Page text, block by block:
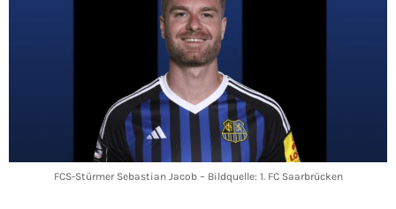
FCS-Stürmer Sebastian Jacob – Bildquelle: 1. FC Saarbrücken